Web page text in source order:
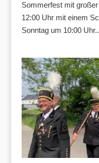
Sommerfest mit
12:00 Uhr mit einem
Sonntag um 10:00